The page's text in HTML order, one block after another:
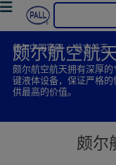
颇尔中国官网 航空航天
颇尔航空航
颇尔航空航天拥有深厚
键液体设备，保证严格
供最高的价值。
颇尔